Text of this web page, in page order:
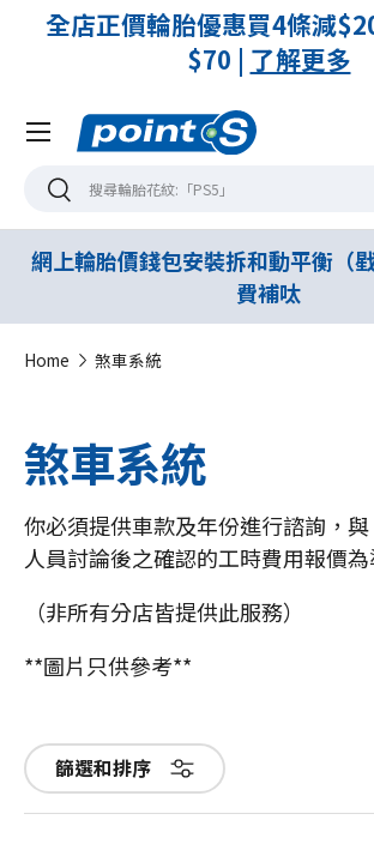
全店正價輪胎優惠買4條減
$70 | 了解更多
搜尋搜尋
Menu
網上輪胎價錢包安裝拆和動平衡（
費補呔
Home 煞車系統
煞車系統
你必須提供車款及年份進行諮詢，
人員討論後之確認的工時費用報價為
（非所有分店皆提供此服務）
**圖片只供參考**
篩選和排序